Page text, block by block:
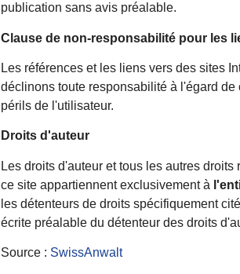
publication sans avis préalable.
Clause de non-responsabilité pour les
Les références et les liens vers des sites
déclinons toute responsabilité à l'égard
périls de l'utilisateur.
Droits d'auteur
Les droits d'auteur et tous les autres
ce site appartiennent exclusivement à
les détenteurs de droits spécifiquement
écrite préalable du détenteur des droits
Source : SwissAnwalt